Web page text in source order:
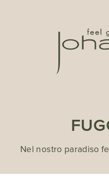
Nel nostro paradiso